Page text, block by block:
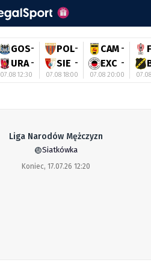
GOS-
URA -
07.08 12:30
POL-
SIE -
07.08 18:00
CAM -
EXC -
07.08 20:00
Liga Narodów Mężczyzn
Siatkówka
Koniec, 17.07.26 12:20